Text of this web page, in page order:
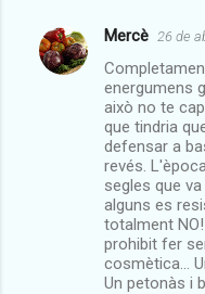
Mercè 26 de
energumens
això no te
que tindria
defensar a
revés.
segles que
alguns es
totalment
prohibit fer
cosmètica...
Un petonàs i